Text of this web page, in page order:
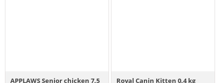
APPLAWS Senior chicken 7,5
Royal Canin Kitten 0,4 kg